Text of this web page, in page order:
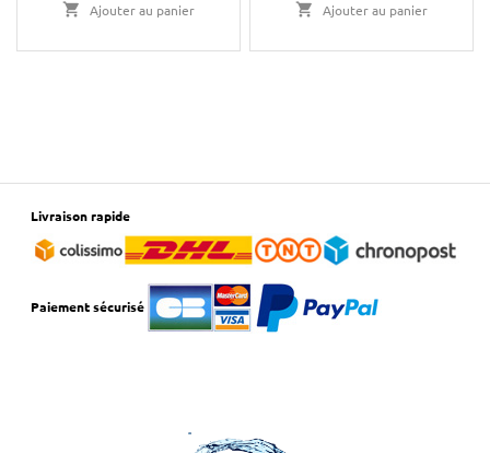
Ajouter au panier Ajouter au panier
Livraison rapide
Paiement sécurisé